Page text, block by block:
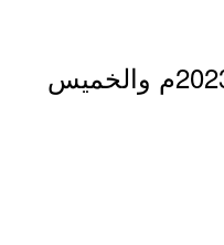
- يومي الأربعاء 2023/02/15م والخميس